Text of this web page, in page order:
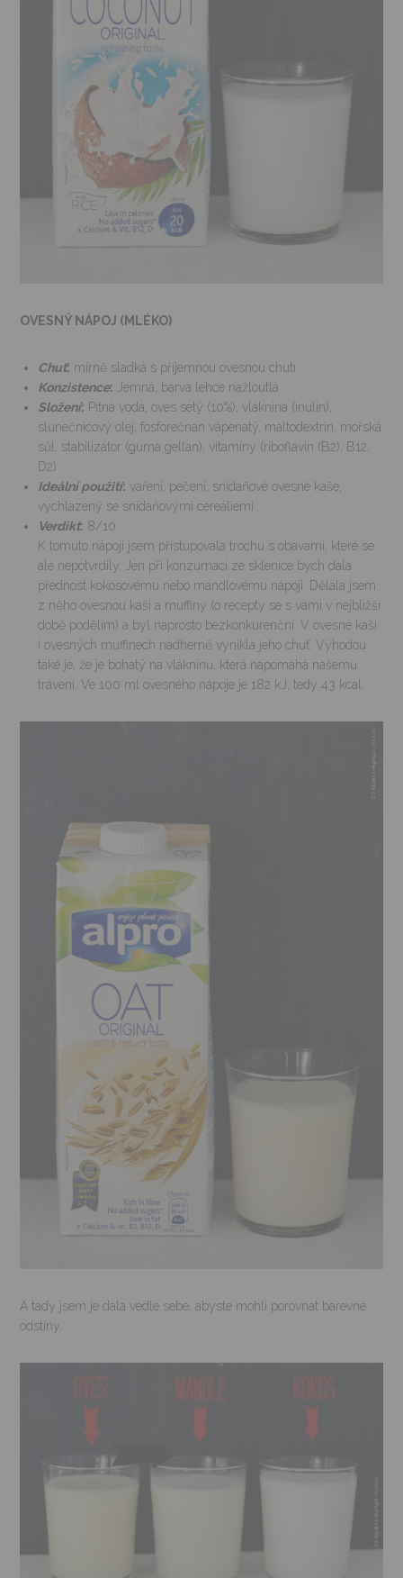
OVESNÝ NÁPOJ (MLÉKO)
Chuť: mírně sladká s příjemnou ovesnou chutí
Konzistence: Jemná, barva lehce nažloutlá
Složení: Pitná voda, oves setý (10%), vláknina (inulin),
slunečnicový olej, fosforečnan vápenatý, maltodextrin, mořská
sůl, stabilizátor (guma gellan), vitaminy (riboflavin (B2), B12,
D2).
Ideální použití: vaření, pečení, snídaňové ovesné kaše,
vychlazený se snídaňovými cereáliemi
Verdikt: 8/10.
K tomuto nápoji jsem přistupovala trochu s obavami, které se
ale nepotvrdily. Jen při konzumaci ze sklenice bych dala
přednost kokosovému nebo mandlovému nápoji. Dělala jsem
z něho ovesnou kaši a muffiny (o recepty se s vámi v nejbližší
době podělím) a byl naprosto bezkonkurenční. V ovesné kaši
i ovesných muffinech nádherně vynikla jeho chuť. Výhodou
také je, že je bohatý na vlákninu, která napomáhá našemu
trávení. Ve 100 ml ovesného nápoje je 182 kJ, tedy 43 kcal.
A tady jsem je dala vedle sebe, abyste mohli porovnat barevné
odstíny.